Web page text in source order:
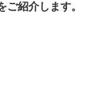
紹介します。